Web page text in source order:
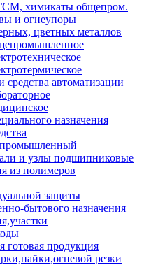
химикаты общепром.
и огнеупоры
цветных металлов
автоматизации
назначения
и узлы подшипниковые
из полимеров
защиты
бытового назначения
готовая продукция
резки